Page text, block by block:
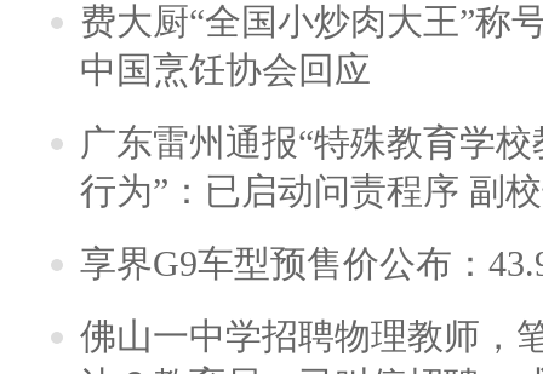
费大厨“全国小炒肉大王”称
中国烹饪协会回应
广东雷州通报“特殊教育学
行为”：已启动问责程序 副
享界G9车型预售价公布：
佛山一中学招聘物理教师，